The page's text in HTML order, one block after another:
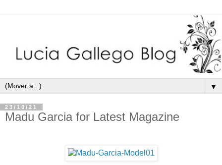
▼
23/10/21
Madu Garcia for Latest Magazine